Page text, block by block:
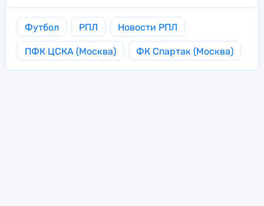
Футбол РПЛ Новости РПЛ
ПФК ЦСКА (Москва) ФК Спартак (Москва)